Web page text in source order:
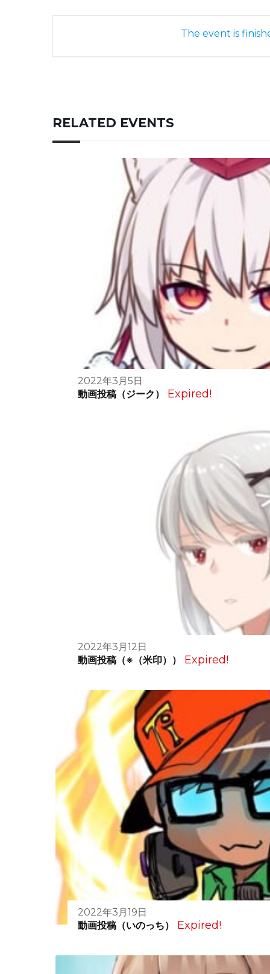
The event is
RELATED EVENTS
2022年3月5日
動画投稿（ジーク）
Expired!
2022年3月12日
動画投稿（※（米印））
Expired!
2022年3月19日
動画投稿（いのっち）
Expired!